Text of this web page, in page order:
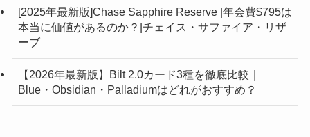
[2025年最新版]Chase Sapphire Reserve |年会費$795は
本当に価値があるのか？|チェイス・サファイア・リザ
ーブ
【2026年最新版】Bilt 2.0カード3種を徹底比較｜
Blue・Obsidian・Palladiumはどれがおすすめ？